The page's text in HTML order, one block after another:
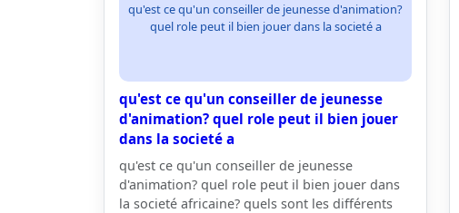
qu'est ce qu'un conseiller de jeunesse d'animation?
quel role peut il bien jouer dans la societé a
qu'est ce qu'un conseiller de jeunesse
d'animation? quel role peut il bien jouer
dans la societé a
qu'est ce qu'un conseiller de jeunesse
d'animation? quel role peut il bien jouer dans
la societé africaine? quels sont les différents